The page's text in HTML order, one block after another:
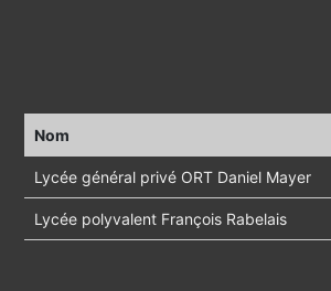
Nom
Lycée général privé ORT Daniel Mayer
Lycée polyvalent François Rabelais